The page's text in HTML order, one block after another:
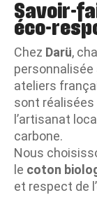
Savoir-
éco-
Chez Darü,
personnalisée
ateliers
sont
l’artisanat
carbone.
Nous
le coton
et respect de